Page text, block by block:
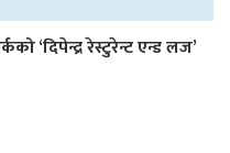
‘दिपेन्द्र रेस्टुरेन्ट एन्ड लज’